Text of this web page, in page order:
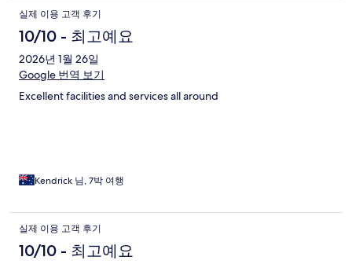
실제 이용 고객 후기
10/10 - 최고예요
2026년 1월 26일
Google 번역 보기
Excellent facilities and services all around
Kendrick 님, 7박 여행
실제 이용 고객 후기
10/10 - 최고예요